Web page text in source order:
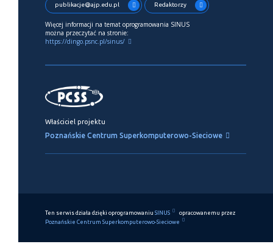
publikacje@ajp.edu.pl Redaktorzy
Więcej informacji na temat oprogramowania SINUS
można przeczytać na stronie:
https://dingo.psnc.pl/sinus/
Właściciel projektu
Poznańskie Centrum Superkomputerowo-Sieciowe
Ten serwis działa dzięki oprogramowaniu SINUS
opracowanemu przez
Poznańskie Centrum Superkomputerowo-Sieciowe